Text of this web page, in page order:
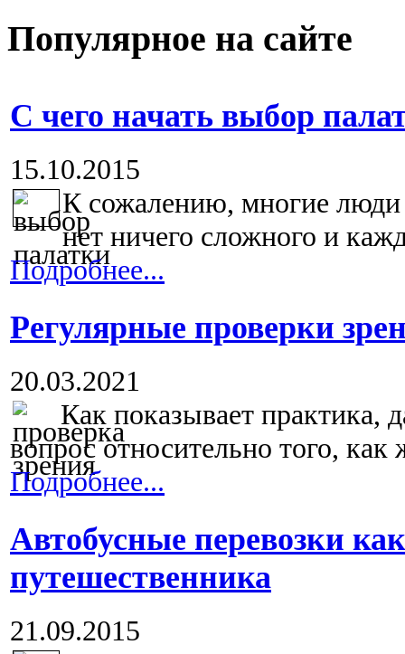
Популярное на сайте
С чего начать выбор
15.10.2015
К сожалению, многие
нет ничего сложного и
Подробнее...
Регулярные проверки
20.03.2021
Как показывает практика,
вопрос относительно того, как
Подробнее...
Автобусные перевозки
путешественника
21.09.2015